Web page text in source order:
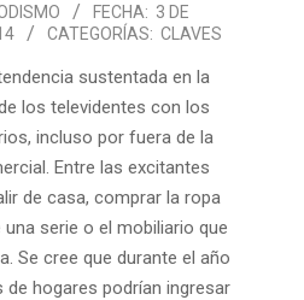
FECHA: 3 DE
CATEGORÍAS: CLAVES
sustentada en la
los televidentes con los
incluso por fuera de la
Entre las excitantes
de casa, comprar la ropa
serie o el mobiliario que
Se cree que durante el año
hogares podrían ingresar